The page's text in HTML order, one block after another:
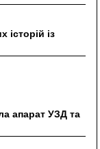
із
апарат УЗД та